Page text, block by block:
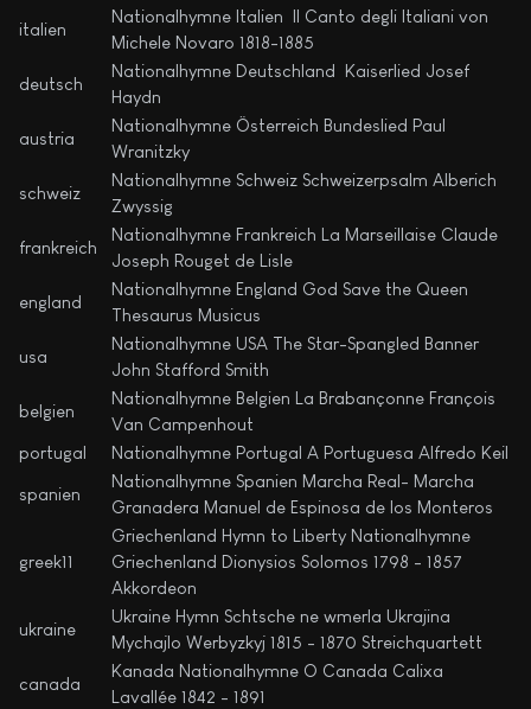
italien
Nationalhymne Italien Il Canto degli Italiani von
Michele Novaro 1818-1885
deutsch
Nationalhymne Deutschland Kaiserlied Josef
Haydn
austria
Nationalhymne Österreich Bundeslied Paul
Wranitzky
schweiz
Nationalhymne Schweiz Schweizerpsalm Alberich
Zwyssig
frankreich
Nationalhymne Frankreich La Marseillaise Claude
Joseph Rouget de Lisle
england
Nationalhymne England God Save the Queen
Thesaurus Musicus
usa
Nationalhymne USA The Star-Spangled Banner
John Stafford Smith
belgien
Nationalhymne Belgien La Brabançonne François
Van Campenhout
portugal
Nationalhymne Portugal A Portuguesa Alfredo Keil
spanien
Nationalhymne Spanien Marcha Real- Marcha
Granadera Manuel de Espinosa de los Monteros
greek11
Griechenland Hymn to Liberty Nationalhymne
Griechenland Dionysios Solomos 1798 - 1857
Akkordeon
ukraine
Ukraine Hymn Schtsche ne wmerla Ukrajina
Mychajlo Werbyzkyj 1815 - 1870 Streichquartett
canada
Kanada Nationalhymne O Canada Calixa
Lavallée 1842 - 1891